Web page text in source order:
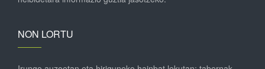
NON LORTU